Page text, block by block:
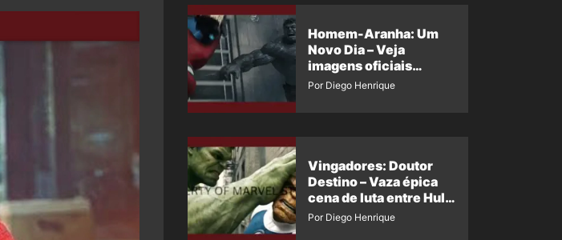
Homem-Aranha: Um
Novo Dia – Veja
imagens oficiais
descartadas do Hulk
Por Diego Henrique
Vingadores: Doutor
Destino – Vaza épica
cena de luta entre Hulk
e o Coisa
Por Diego Henrique